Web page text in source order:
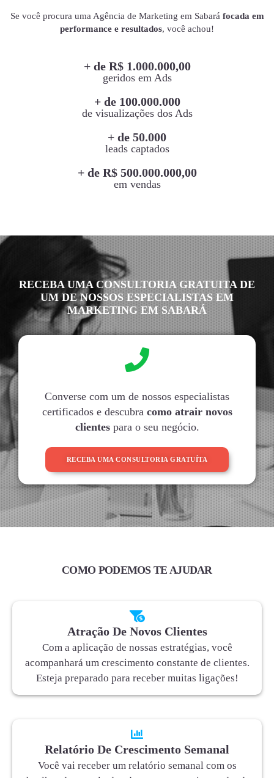
Se você procura uma Agência de Marketing em Sabará focada em
performance e resultados, você achou!
+ de R$ 1.000.000,00
geridos em Ads
+ de 100.000.000
de visualizações dos Ads
+ de 50.000
leads captados
+ de R$ 500.000.000,00
em vendas
RECEBA UMA CONSULTORIA GRATUITA DE
UM DE NOSSOS ESPECIALISTAS EM
MARKETING EM SABARÁ
Converse com um de nossos especialistas
certificados e descubra como atrair novos
clientespara o seu negócio.
RECEBA UMA CONSULTORIA GRATUÍTA
COMO PODEMOS TE AJUDAR
Atração De Novos Clientes
Com a aplicação de nossas estratégias, você
acompanhará um crescimento constante de clientes.
Esteja preparado para receber muitas ligações!
Relatório De Crescimento Semanal
Você vai receber um relatório semanal com os